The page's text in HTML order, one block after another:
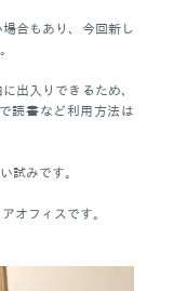
合もあり、今回新し
出入りできるため、
読書など利用方法は
試みです。
オフィスです。